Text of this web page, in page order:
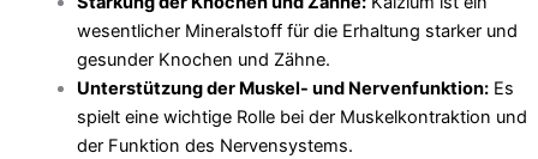
wesentlicher Mineralstoff für die Erhaltung starker und
gesunder Knochen und Zähne.
Unterstützung der Muskel- und Nervenfunktion:Es
spielt eine wichtige Rolle bei der Muskelkontraktion und
der Funktion des Nervensystems.